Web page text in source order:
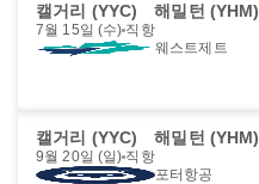
캘거리 (YYC) 해밀턴 (YHM)
7월 15일 (수) 직항
웨스트제트
캘거리 (YYC) 해밀턴 (YHM)
9월 20일 (일) 직항
포터항공